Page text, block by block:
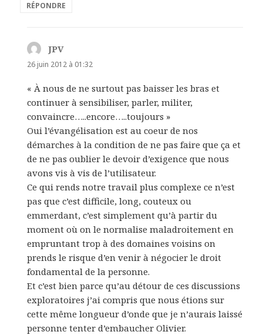
RÉPONDRE
JPVdit :
26 juin 2012 à 01:32
« À nous de ne surtout pas baisser les bras et
continuer à sensibiliser, parler, militer,
convaincre…..encore…..toujours »
Oui l’évangélisation est au coeur de nos
démarches à la condition de ne pas faire que ça et
de ne pas oublier le devoir d’exigence que nous
avons vis à vis de l’utilisateur.
Ce qui rends notre travail plus complexe ce n’est
pas que c’est difficile, long, couteux ou
emmerdant, c’est simplement qu’à partir du
moment où on le normalise maladroitement en
empruntant trop à des domaines voisins on
prends le risque d’en venir à négocier le droit
fondamental de la personne.
Et c’est bien parce qu’au détour de ces discussions
exploratoires j’ai compris que nous étions sur
cette même longueur d’onde que je n’aurais laissé
personne tenter d’embaucher Olivier.